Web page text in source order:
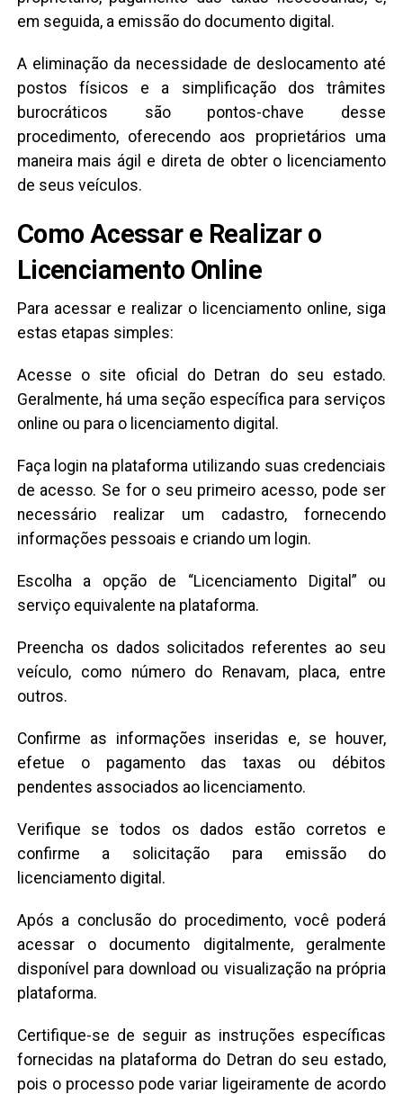
em seguida, a emissão do documento digital.
A eliminação da necessidade de deslocamento até
postos físicos e a simplificação dos trâmites
burocráticos são pontos-chave desse
procedimento, oferecendo aos proprietários uma
maneira mais ágil e direta de obter o licenciamento
de seus veículos.
Como Acessar e Realizar o
Licenciamento Online
Para acessar e realizar o licenciamento online, siga
estas etapas simples:
Acesse o site oficial do Detran do seu estado.
Geralmente, há uma seção específica para serviços
online ou para o licenciamento digital.
Faça login na plataforma utilizando suas credenciais
de acesso. Se for o seu primeiro acesso, pode ser
necessário realizar um cadastro, fornecendo
informações pessoais e criando um login.
Escolha a opção de “Licenciamento Digital” ou
serviço equivalente na plataforma.
Preencha os dados solicitados referentes ao seu
veículo, como número do Renavam, placa, entre
outros.
Confirme as informações inseridas e, se houver,
efetue o pagamento das taxas ou débitos
pendentes associados ao licenciamento.
Verifique se todos os dados estão corretos e
confirme a solicitação para emissão do
licenciamento digital.
Após a conclusão do procedimento, você poderá
acessar o documento digitalmente, geralmente
disponível para download ou visualização na própria
plataforma.
Certifique-se de seguir as instruções específicas
fornecidas na plataforma do Detran do seu estado,
pois o processo pode variar ligeiramente de acordo